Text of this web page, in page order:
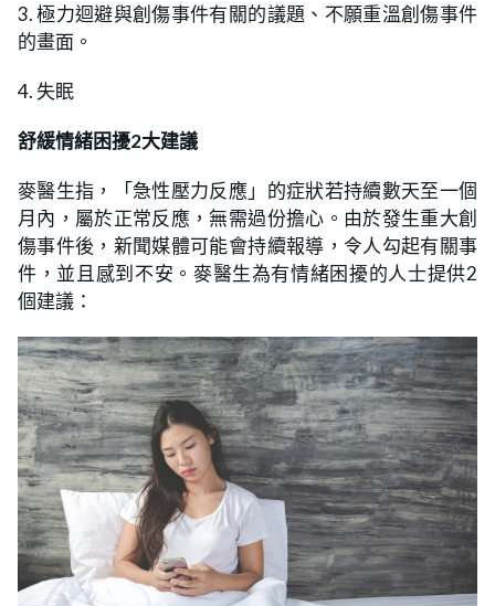
3. 極力迴避與創傷事件有關的議題、不願重溫創傷事件
的畫面。
4. 失眠
舒緩情緒困擾2大建議
麥醫生指，「急性壓力反應」的症狀若持續數天至一個
月內，屬於正常反應，無需過份擔心。由於發生重大創
傷事件後，新聞媒體可能會持續報導，令人勾起有關事
件，並且感到不安。麥醫生為有情緒困擾的人士提供2
個建議：